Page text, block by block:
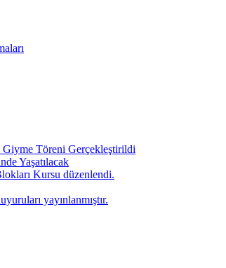
Giyme Töreni Gerçekleştirildi
Yaşatılacak
Kursu düzenlendi.
yayınlanmıştır.